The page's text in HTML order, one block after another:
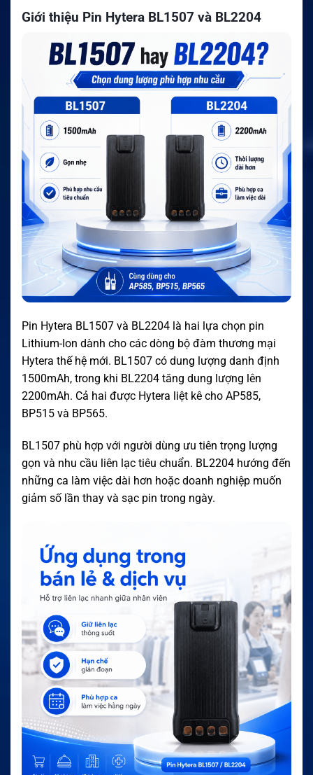
Giới thiệu Pin Hytera BL1507 và BL2204
Pin Hytera BL1507 và BL2204 là hai lựa chọn pin
Lithium-Ion dành cho các dòng bộ đàm thương mại
Hytera thế hệ mới. BL1507 có dung lượng danh định
1500mAh, trong khi BL2204 tăng dung lượng lên
2200mAh. Cả hai được Hytera liệt kê cho AP585,
BP515 và BP565.
BL1507 phù hợp với người dùng ưu tiên trọng lượng
gọn và nhu cầu liên lạc tiêu chuẩn. BL2204 hướng đến
những ca làm việc dài hơn hoặc doanh nghiệp muốn
giảm số lần thay và sạc pin trong ngày.